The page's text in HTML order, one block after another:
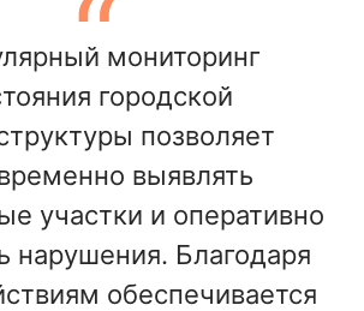
мониторинг
городской
позволяет
выявлять
участки и оперативно
нарушения. Благодаря
обеспечивается